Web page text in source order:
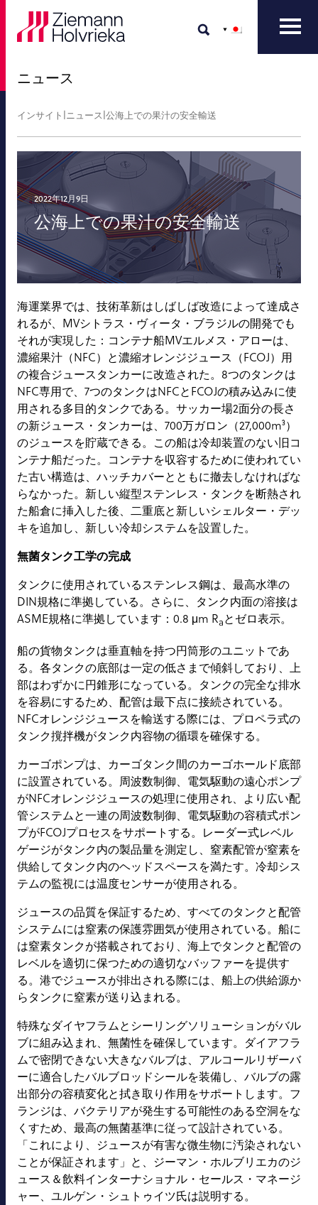
ニュース
インサイト |ニュース|公海上での果汁の安全輸送
2022年12月9日
公海上での果汁の安全輸送
海運業界では、技術革新はしばしば改造によって達成さ
れるが、MVシトラス・ヴィータ・ブラジルの開発でも
それが実現した：コンテナ船MVエルメス・アローは、
濃縮果汁（NFC）と濃縮オレンジジュース（FCOJ）用
の複合ジュースタンカーに改造された。8つのタンクは
NFC専用で、7つのタンクはNFCとFCOJの積み込みに使
用される多目的タンクである。サッカー場2面分の長さ
の新ジュース・タンカーは、700万ガロン（27,000m³）
のジュースを貯蔵できる。この船は冷却装置のない旧コ
ンテナ船だった。コンテナを収容するために使われてい
た古い構造は、ハッチカバーとともに撤去しなければな
らなかった。新しい縦型ステンレス・タンクを断熱され
た船倉に挿入した後、二重底と新しいシェルター・デッ
キを追加し、新しい冷却システムを設置した。
無菌タンク工学の完成
タンクに使用されているステンレス鋼は、最高水準の
DIN規格に準拠している。さらに、タンク内面の溶接は
ASME規格に準拠しています：0.8 μm Raとゼロ表示。
船の貨物タンクは垂直軸を持つ円筒形のユニットであ
る。各タンクの底部は一定の低さまで傾斜しており、上
部はわずかに円錐形になっている。タンクの完全な排水
を容易にするため、配管は最下点に接続されている。
NFCオレンジジュースを輸送する際には、プロペラ式の
タンク撹拌機がタンク内容物の循環を確保する。
カーゴポンプは、カーゴタンク間のカーゴホールド底部
に設置されている。周波数制御、電気駆動の遠心ポンプ
がNFCオレンジジュースの処理に使用され、より広い配
管システムと一連の周波数制御、電気駆動の容積式ポン
プがFCOJプロセスをサポートする。レーダー式レベル
ゲージがタンク内の製品量を測定し、窒素配管が窒素を
供給してタンク内のヘッドスペースを満たす。冷却シス
テムの監視には温度センサーが使用される。
ジュースの品質を保証するため、すべてのタンクと配管
システムには窒素の保護雰囲気が使用されている。船に
は窒素タンクが搭載されており、海上でタンクと配管の
レベルを適切に保つための適切なバッファーを提供す
る。港でジュースが排出される際には、船上の供給源か
らタンクに窒素が送り込まれる。
特殊なダイヤフラムとシーリングソリューションがバル
ブに組み込まれ、無菌性を確保しています。ダイアフラ
ムで密閉できない大きなバルブは、アルコールリザーバ
ーに適合したバルブロッドシールを装備し、バルブの露
出部分の容積変化と拭き取り作用をサポートします。フ
ランジは、バクテリアが発生する可能性のある空洞をな
くすため、最高の無菌基準に従って設計されている。
「これにより、ジュースが有害な微生物に汚染されない
ことが保証されます」と、ジーマン・ホルブリエカのジ
ュース＆飲料インターナショナル・セールス・マネージ
ャー、ユルゲン・シュトゥイツ氏は説明する。